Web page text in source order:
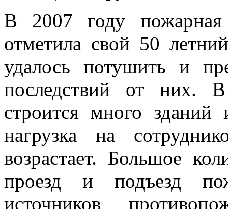
В 2007 году пожарная
отметила свой 50
удалось потушить и
последствий от них.
строится много
нагрузка на
возрастает. Большое
проезд и подъезд
источников